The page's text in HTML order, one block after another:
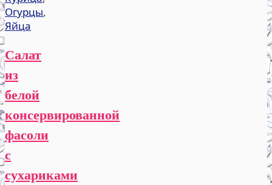
Огурцы,
Яйца
Салат
из
белой
консервированной
фасоли
с
сухариками